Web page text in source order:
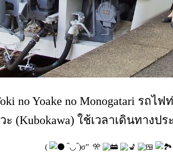
no Yoake no Monogatari รถ
(Kubokawa) ใช้เวลาเดินทางป
( ‾̀◡‾́)σ” 🎌